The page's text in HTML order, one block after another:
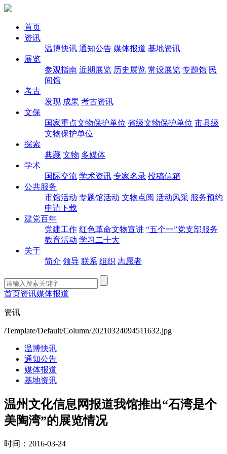
首页
资讯
温博快讯 通知公告 媒体报道 基地资讯
展览
参观指南 近期展览 历史展览 常设展览 专题馆 民
间馆
考古
发现 成果 考古资讯
文保
国家重点文物保护单位 省级文物保护单位 市县级
文物保护单位
探索
典藏 文物 多媒体
学术
国际交流 学术资讯 专家名录 投稿信箱
公共服务
市馆活动 专题馆活动 文物点阅 活动风采 服务预约
申请下载
建党百年
党建工作 红色革命文物宣讲 “五个一”党支部服务
教育活动 学习二十大
关于
简介 领导 联系 组织 志愿者
首页资讯媒体报道
资讯
/Template/Default/Column/20210324094511632.jpg
温博快讯
通知公告
媒体报道
基地资讯
温州文化信息网报道我馆推出“石湾是个
美陶湾”的展览情况
时间：2016-03-24